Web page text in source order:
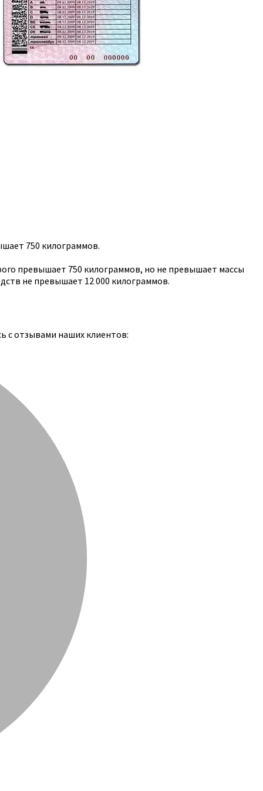
750 килограммов.
превышает 750 килограммов, но не превышает массы
не превышает 12 000 килограммов.
с отзывами наших клиентов: